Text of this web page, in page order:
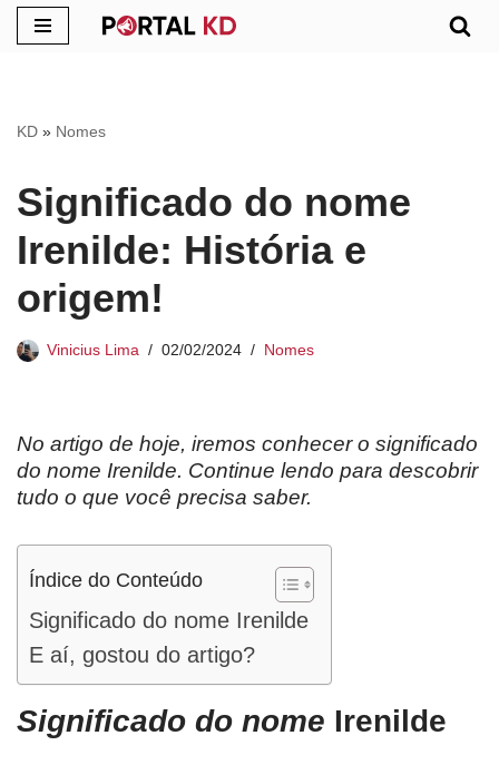
conteúdo
KD » Nomes
Significado do nome
Irenilde: História e
origem!
Vinicius Lima 02/02/2024 Nomes
No artigo de hoje, iremos conhecer o significado
do nome Irenilde. Continue lendo para descobrir
tudo o que você precisa saber.
Índice do Conteúdo
Significado do nome Irenilde
E aí, gostou do artigo?
Significado do nome Irenilde